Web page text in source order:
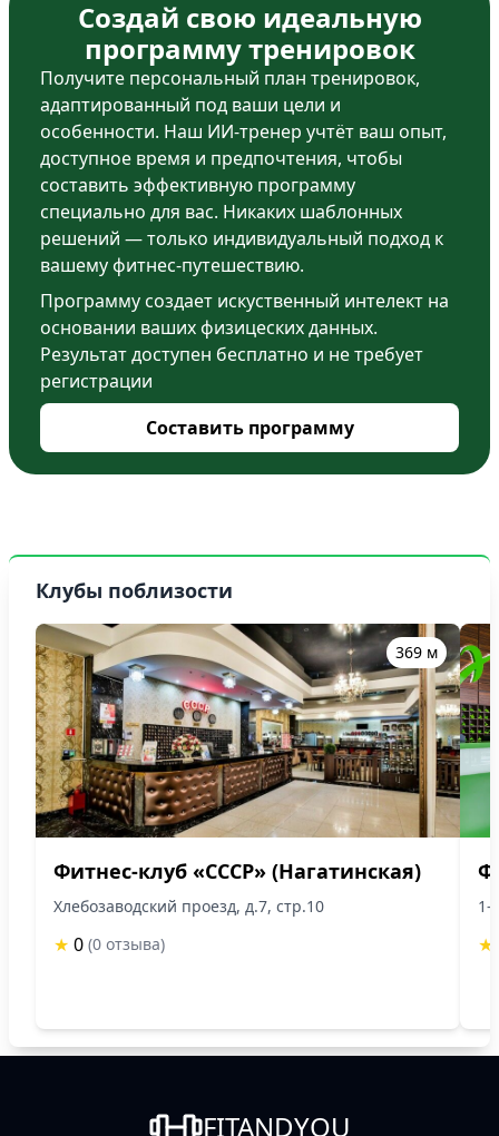
Создай свою идеальную
программу тренировок
Получите персональный план тренировок,
адаптированный под ваши цели и
особенности. Наш ИИ-тренер учтёт ваш опыт,
доступное время и предпочтения, чтобы
составить эффективную программу
специально для вас. Никаких шаблонных
решений — только индивидуальный подход к
вашему фитнес-путешествию.
Программу создает искуственный интелект на
основании ваших физицеских данных.
Результат доступен бесплатно и не требует
регистрации
Составить программу
Клубы поблизости
369 м
Фитнес-клуб «СССР» (Нагатинская)
Хлебозаводский проезд, д.7, стр.10
★ 0 (0 отзыва)
1-
★
FITANDYOU